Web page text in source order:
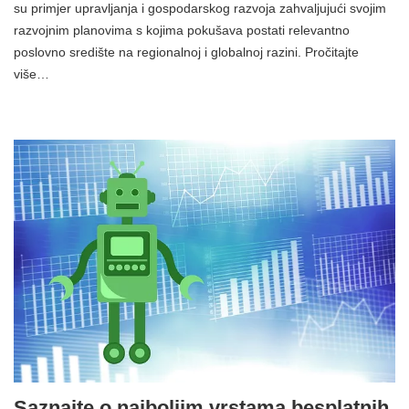
su primjer upravljanja i gospodarskog razvoja zahvaljujući svojim
razvojnim planovima s kojima pokušava postati relevantno
poslovno središte na regionalnoj i globalnoj razini. Pročitajte
više…